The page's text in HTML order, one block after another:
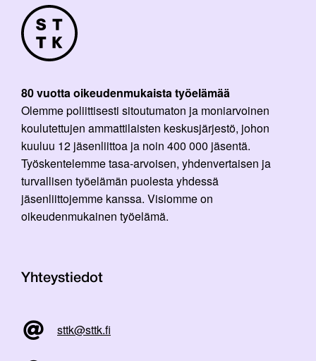
80 vuotta oikeudenmukaista työelämää
Olemme poliittisesti sitoutumaton ja moniarvoinen
koulutettujen ammattilaisten keskusjärjestö, johon
kuuluu 12 jäsenliittoa ja noin 400 000 jäsentä.
Työskentelemme tasa-arvoisen, yhdenvertaisen ja
turvallisen työelämän puolesta yhdessä
jäsenliittojemme kanssa. Visiomme on
oikeudenmukainen työelämä.
Yhteystiedot
sttk@sttk.fi